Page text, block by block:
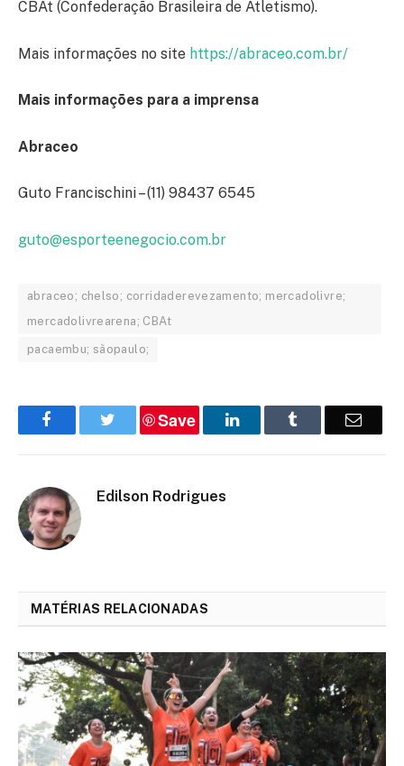
CBAt (Confederação Brasileira de Atletismo).
Mais informações no site https://abraceo.com.br/
Mais informações para a imprensa
Abraceo
Guto Francischini – (11) 98437 6545
guto@esporteenegocio.com.br
abraceo; chelso; corridaderevezamento; mercadolivre;
mercadolivrearena; CBAt
pacaembu; sãopaulo;
FacebookTwitterSave LinkedIn Email
Edilson Rodrigues
MATÉRIAS RELACIONADAS